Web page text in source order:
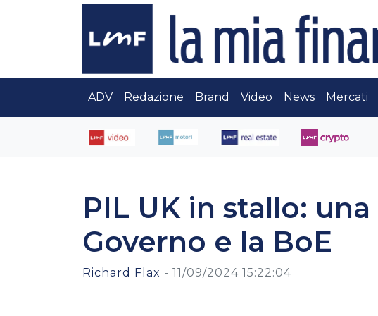
ADV Redazione Brand Video News Mercati
PIL UK in stallo:
Governo e la BoE
Richard Flax - 11/09/2024 15:22:04